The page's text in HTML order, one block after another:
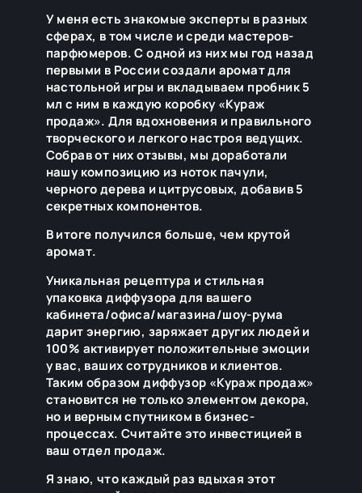
У меня есть знакомые эксперты в разных
сферах, в том числе и среди мастеров-
парфюмеров. С одной из них мы год назад
первыми в России создали аромат для
настольной игры и вкладываем пробник 5
мл с ним в каждую коробку «Кураж
продаж». Для вдохновения и правильного
творческого и легкого настроя ведущих.
Собрав от них отзывы, мы доработали
нашу композицию из ноток пачули,
черного дерева и цитрусовых, добавив 5
секретных компонентов.
В итоге получился больше, чем крутой
аромат.
Уникальная рецептура и стильная
упаковка диффузора для вашего
кабинета/офиса/магазина/шоу-рума
дарит энергию, заряжает других людей и
100% активирует положительные эмоции
у вас, ваших сотрудников и клиентов.
Таким образом диффузор «Кураж продаж»
становится не только элементом декора,
но и верным спутником в бизнес-
процессах. Считайте это инвестицией в
ваш отдел продаж.
Я знаю, что каждый раз вдыхая этот